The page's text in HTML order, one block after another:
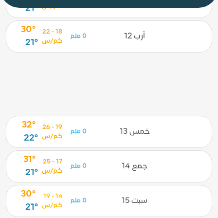
كم/س
21°
أرب 12 0 ملم
18 - 22
كم/س
30°
21°
خمس 13 0 ملم
19 - 26
كم/س
32°
22°
جمع 14 0 ملم
17 - 25
كم/س
31°
21°
سبت 15 0 ملم
14 - 19
كم/س
30°
21°